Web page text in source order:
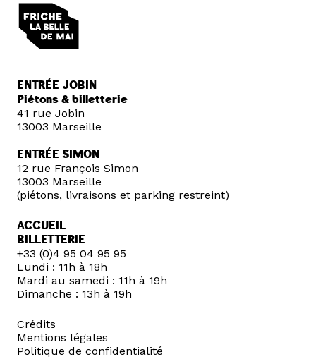
ENTRÉE JOBIN
Piétons & billetterie
41 rue Jobin
13003 Marseille
ENTRÉE SIMON
12 rue François Simon
13003 Marseille
(piétons, livraisons et parking restreint)
ACCUEIL
BILLETTERIE
+33 (0)4 95 04 95 95
Lundi : 11h à 18h
Mardi au samedi : 11h à 19h
Dimanche : 13h à 19h
Crédits
Mentions légales
Politique de confidentialité